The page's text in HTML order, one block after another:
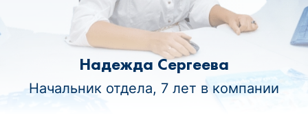
Надежда Сергеева
Начальник отдела, 7 лет в компании